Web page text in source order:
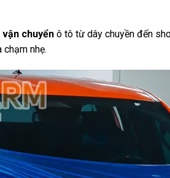
vận chuyển ô tô từ dây chuyền đến
nhẹ.